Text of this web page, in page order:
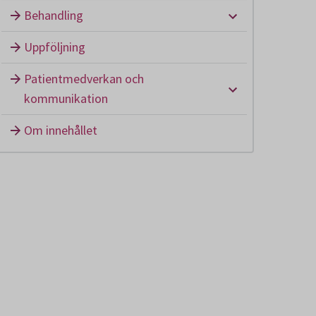
Behandling
Uppföljning
Patientmedverkan och
kommunikation
Om innehållet